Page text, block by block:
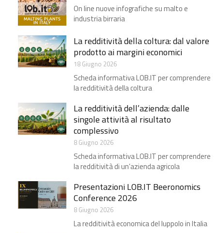
On line nuove infografiche su malto e
industria birraria
La redditività della coltura: dal valore
prodotto ai margini economici
18 Giugno 2026
Scheda informativa LOB.IT per comprendere
la redditività della coltura
La redditività dell’azienda: dalle
singole attività al risultato
complessivo
8 Giugno 2026
Scheda informativa LOB.IT per comprendere
la redditività di un’azienda agricola
Presentazioni LOB.IT Beeronomics
Conference 2026
8 Giugno 2026
La redditività economica del luppolo in Italia